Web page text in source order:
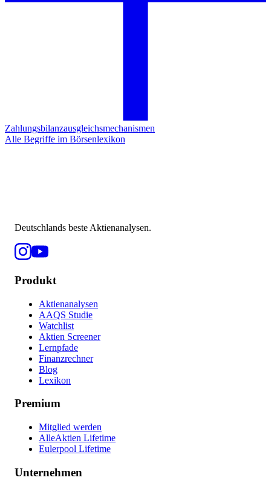
Zahlungsbilanzausgleichsmechanismen
Alle Begriffe im Börsenlexikon
Deutschlands beste Aktienanalysen.
Produkt
Aktienanalysen
AAQS Studie
Watchlist
Aktien Screener
Lernpfade
Finanzrechner
Blog
Lexikon
Premium
Mitglied werden
AlleAktien Lifetime
Eulerpool Lifetime
Unternehmen